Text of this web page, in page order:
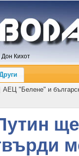
Дон Кихот
АЕЦ "Белене" и